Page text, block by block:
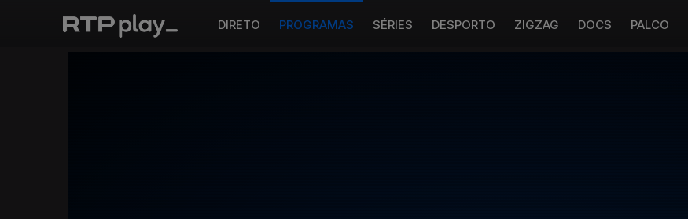
DIRETO PROGRAMAS SÉRIES DESPORTO ZIGZAG DOCS PALCO